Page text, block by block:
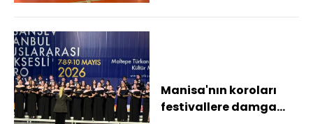
Manisa'nın koroları
festivallere damga